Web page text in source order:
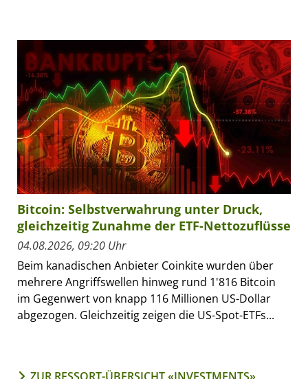
Bitcoin: Selbstverwahrung unter Druck,
gleichzeitig Zunahme der ETF-Nettozuflüsse
04.08.2026, 09:20 Uhr
Beim kanadischen Anbieter Coinkite wurden über
mehrere Angriffswellen hinweg rund 1'816 Bitcoin
im Gegenwert von knapp 116 Millionen US-Dollar
abgezogen. Gleichzeitig zeigen die US-Spot-ETFs...